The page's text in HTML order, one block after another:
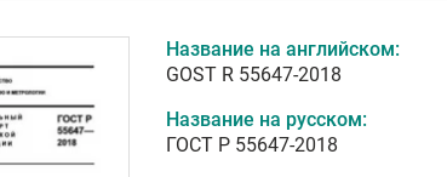
Название на английском:
GOST R 55647-2018
Название на русском:
ГОСТ Р 55647-2018